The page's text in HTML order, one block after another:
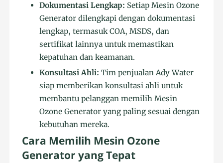
Dokumentasi Lengkap: Setiap Mesin Ozone
Generator dilengkapi dengan dokumentasi
lengkap, termasuk COA, MSDS, dan
sertifikat lainnya untuk memastikan
kepatuhan dan keamanan.
Konsultasi Ahli: Tim penjualan Ady Water
siap memberikan konsultasi ahli untuk
membantu pelanggan memilih Mesin
Ozone Generator yang paling sesuai dengan
kebutuhan mereka.
Cara Memilih Mesin Ozone
Generator yang Tepat